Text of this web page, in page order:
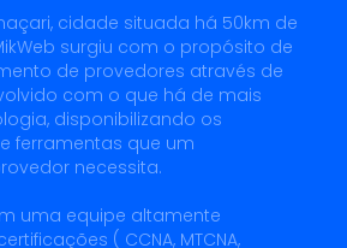
cidade situada há 50km de
surgiu com o propósito de
de provedores através de
com o que há de mais
disponibilizando os
ferramentas que um
necessita.
uma equipe altamente
( CCNA, MTCNA,